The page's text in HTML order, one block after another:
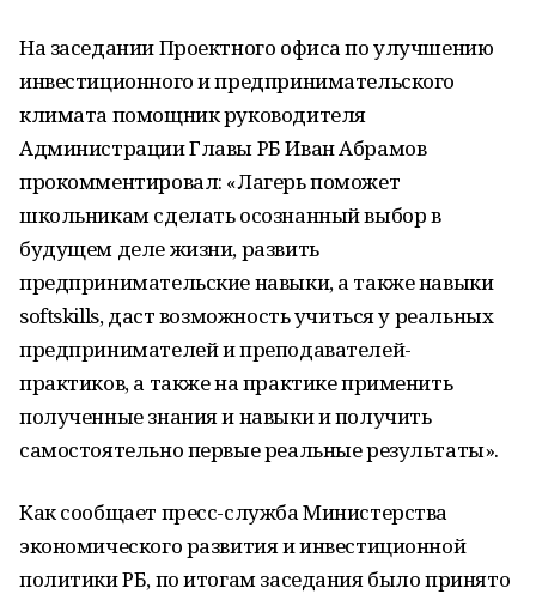
На заседании Проектного офиса по улучшению
инвестиционного и предпринимательского
климата помощник руководителя
Администрации Главы РБ Иван Абрамов
прокомментировал: «Лагерь поможет
школьникам сделать осознанный выбор в
будущем деле жизни, развить
предпринимательские навыки, а также навыки
softskills, даст возможность учиться у реальных
предпринимателей и преподавателей-
практиков, а также на практике применить
полученные знания и навыки и получить
самостоятельно первые реальные результаты».
Как сообщает пресс-служба Министерства
экономического развития и инвестиционной
политики РБ, по итогам заседания было принято